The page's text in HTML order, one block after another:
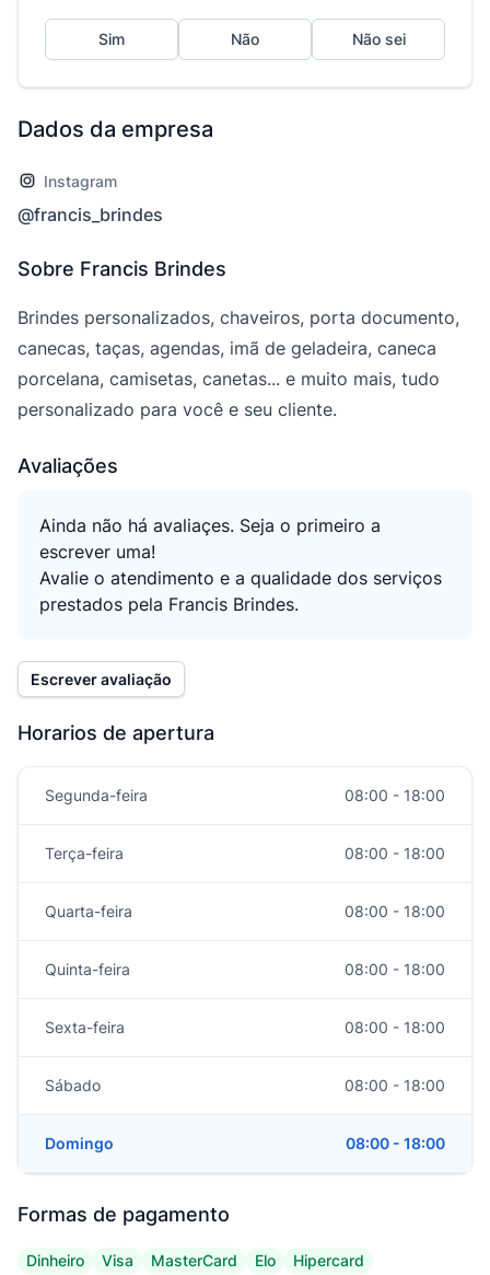
Sim Não Não sei
Dados da empresa
Instagram
@francis_brindes
Sobre Francis Brindes
Brindes personalizados, chaveiros, porta documento,
canecas, taças, agendas, imã de geladeira, caneca
porcelana, camisetas, canetas... e muito mais, tudo
personalizado para você e seu cliente.
Avaliações
Ainda não há avaliaçes. Seja o primeiro a
escrever uma!
Avalie o atendimento e a qualidade dos serviços
prestados pela Francis Brindes.
Escrever avaliação
Horarios de apertura
Segunda-feira 08:00 - 18:00
Terça-feira 08:00 - 18:00
Quarta-feira 08:00 - 18:00
Quinta-feira 08:00 - 18:00
Sexta-feira 08:00 - 18:00
Sábado 08:00 - 18:00
Domingo 08:00 - 18:00
Formas de pagamento
Dinheiro Visa MasterCard Elo Hipercard